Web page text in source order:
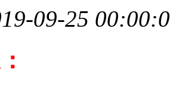
09-25